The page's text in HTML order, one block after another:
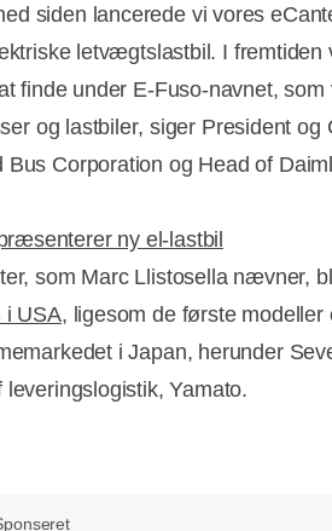
siden lancerede vi vores
letvægtslastbil. I fremtiden
finde under E-Fuso-navnet,
og lastbiler, siger President og
Bus Corporation og Head of
ny el-lastbil
som Marc Llistosella nævner,
i USA, ligesom de første modeller
i Japan, herunder
Yamato.